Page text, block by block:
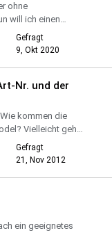
ohne
will ich einen
mich nur
Gefragt
9, Okt 2020
Nr. und der
kommen die
Vielleicht gehe
erfasse einen
Gefragt
21, Nov 2012
ein geeignetes